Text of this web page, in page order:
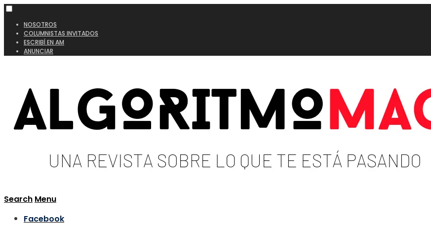
NOSOTROS
COLUMNISTAS INVITADOS
ESCRIBÍ EN AM
ANUNCIAR
Search Menu
Facebook